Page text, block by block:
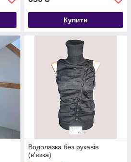
Купити
Водолазка без рукавів
(в'язка)